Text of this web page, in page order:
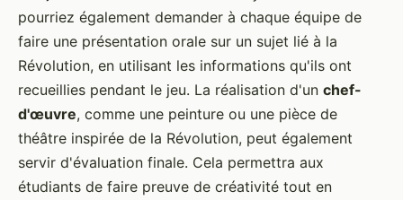
pourriez également demander à chaque équipe de
faire une présentation orale sur un sujet lié à la
Révolution, en utilisant les informations qu'ils ont
recueillies pendant le jeu. La réalisation d'un chef-
d'œuvre, comme une peinture ou une pièce de
théâtre inspirée de la Révolution, peut également
servir d'évaluation finale. Cela permettra aux
étudiants de faire preuve de créativité tout en